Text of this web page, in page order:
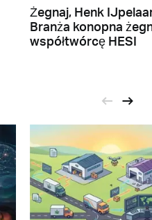
Żegnaj, Henk
Branża konopna
współtwórcę HESI